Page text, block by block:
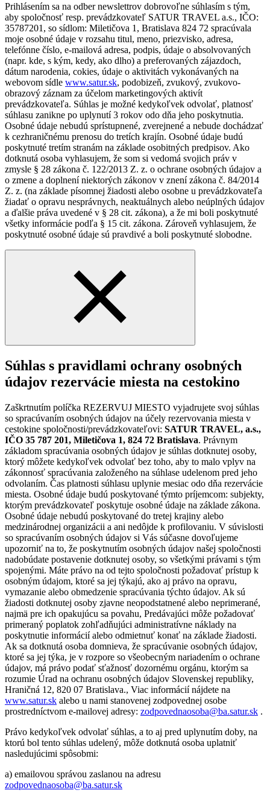
Prihlásením sa na odber newslettrov dobrovoľne súhlasím s tým,
aby spoločnosť resp. prevádzkovateľ SATUR TRAVEL a.s., IČO:
35787201, so sídlom: Miletičova 1, Bratislava 824 72 spracúvala
moje osobné údaje v rozsahu titul, meno, priezvisko, adresa,
telefónne číslo, e-mailová adresa, podpis, údaje o absolvovaných
(napr. kde, s kým, kedy, ako dlho) a preferovaných zájazdoch,
dátum narodenia, cokies, údaje o aktivitách vykonávaných na
webovom sídle www.satur.sk, podobizeň, zvukový, zvukovo-
obrazový záznam za účelom marketingových aktivít
prevádzkovateľa. Súhlas je možné kedykoľvek odvolať, platnosť
súhlasu zanikne po uplynutí 3 rokov odo dňa jeho poskytnutia.
Osobné údaje nebudú sprístupnené, zverejnené a nebude dochádzať
k cezhraničnému prenosu do tretích krajín. Osobné údaje budú
poskytnuté tretím stranám na základe osobitných predpisov. Ako
dotknutá osoba vyhlasujem, že som si vedomá svojich práv v
zmysle § 28 zákona č. 122/2013 Z. z. o ochrane osobných údajov a
o zmene a doplnení niektorých zákonov v znení zákona č. 84/2014
Z. z. (na základe písomnej žiadosti alebo osobne u prevádzkovateľa
žiadať o opravu nesprávnych, neaktuálnych alebo neúplných údajov
a ďalšie práva uvedené v § 28 cit. zákona), a že mi boli poskytnuté
všetky informácie podľa § 15 cit. zákona. Zároveň vyhlasujem, že
poskytnuté osobné údaje sú pravdivé a boli poskytnuté slobodne.
Súhlas s pravidlami ochrany osobných
údajov rezervácie miesta na cestokino
Zaškrtnutím políčka REZERVUJ MIESTO vyjadrujete svoj súhlas
so spracúvaním osobných údajov na účely rezervovania miesta v
cestokine spoločnosti/prevádzkovateľovi: SATUR TRAVEL, a.s.,
IČO 35 787 201, Miletičova 1, 824 72 Bratislava. Právnym
základom spracúvania osobných údajov je súhlas dotknutej osoby,
ktorý môžete kedykoľvek odvolať bez toho, aby to malo vplyv na
zákonnosť spracúvania založeného na súhlase udelenom pred jeho
odvolaním. Čas platnosti súhlasu uplynie mesiac odo dňa rezervácie
miesta. Osobné údaje budú poskytované týmto príjemcom: subjekty,
ktorým prevádzkovateľ poskytuje osobné údaje na základe zákona.
Osobné údaje nebudú poskytované do tretej krajiny alebo
medzinárodnej organizácii a ani nedôjde k profilovaniu. V súvislosti
so spracúvaním osobných údajov si Vás súčasne dovoľujeme
upozorniť na to, že poskytnutím osobných údajov našej spoločnosti
nadobúdate postavenie dotknutej osoby, so všetkými právami s tým
spojenými. Máte právo na od tejto spoločnosti požadovať prístup k
osobným údajom, ktoré sa jej týkajú, ako aj právo na opravu,
vymazanie alebo obmedzenie spracúvania týchto údajov. Ak sú
žiadosti dotknutej osoby zjavne neopodstatnené alebo neprimerané,
najmä pre ich opakujúcu sa povahu, Predávajúci môže požadovať
primeraný poplatok zohľadňujúci administratívne náklady na
poskytnutie informácií alebo odmietnuť konať na základe žiadosti.
Ak sa dotknutá osoba domnieva, že spracúvanie osobných údajov,
ktoré sa jej týka, je v rozpore so všeobecným nariadením o ochrane
údajov, má právo podať sťažnosť dozornému orgánu, ktorým sa
rozumie Úrad na ochranu osobných údajov Slovenskej republiky,
Hraničná 12, 820 07 Bratislava., Viac informácií nájdete na
www.satur.sk alebo u nami stanovenej zodpovednej osobe
prostredníctvom e-mailovej adresy: zodpovednaosoba@ba.satur.sk .
Právo kedykoľvek odvolať súhlas, a to aj pred uplynutím doby, na
ktorú bol tento súhlas udelený, môže dotknutá osoba uplatniť
nasledujúcimi spôsobmi:
a) emailovou správou zaslanou na adresu
zodpovednaosoba@ba.satur.sk